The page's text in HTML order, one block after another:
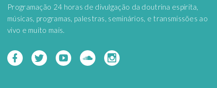
Programação 24 horas de divulgação da doutrina espírita,
músicas, programas, palestras, seminários, e transmissões ao
vivo e muito mais.